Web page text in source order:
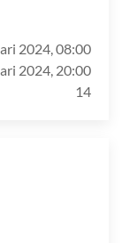
2024, 08:00
2024, 20:00
14